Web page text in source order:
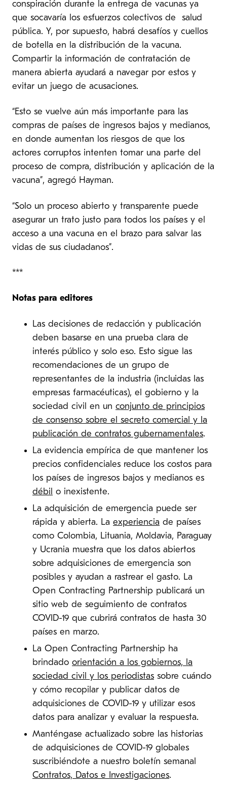
conspiración durante la entrega de vacunas ya
que socavaría los esfuerzos colectivos de salud
pública. Y, por supuesto, habrá desafíos y cuellos
de botella en la distribución de la vacuna.
Compartir la información de contratación de
manera abierta ayudará a navegar por estos y
evitar un juego de acusaciones.
“Esto se vuelve aún más importante para las
compras de países de ingresos bajos y medianos,
en donde aumentan los riesgos de que los
actores corruptos intenten tomar una parte del
proceso de compra, distribución y aplicación de la
vacuna”, agregó Hayman.
“Solo un proceso abierto y transparente puede
asegurar un trato justo para todos los países y el
acceso a una vacuna en el brazo para salvar las
vidas de sus ciudadanos”.
***
Notas para editores
Las decisiones de redacción y publicación
deben basarse en una prueba clara de
interés público y solo eso. Esto sigue las
recomendaciones de un grupo de
representantes de la industria (incluidas las
empresas farmacéuticas), el gobierno y la
sociedad civil en un conjunto de principios
de consenso sobre el secreto comercial y la
publicación de contratos gubernamentales.
La evidencia empírica de que mantener los
precios confidenciales reduce los costos para
los países de ingresos bajos y medianos es
débil o inexistente.
La adquisición de emergencia puede ser
rápida y abierta. La experiencia de países
como Colombia, Lituania, Moldavia, Paraguay
y Ucrania muestra que los datos abiertos
sobre adquisiciones de emergencia son
posibles y ayudan a rastrear el gasto. La
Open Contracting Partnership publicará un
sitio web de seguimiento de contratos
COVID-19 que cubrirá contratos de hasta 30
países en marzo.
La Open Contracting Partnership ha
brindado orientación a los gobiernos, la
sociedad civil y los periodistas sobre cuándo
y cómo recopilar y publicar datos de
adquisiciones de COVID-19 y utilizar esos
datos para analizar y evaluar la respuesta.
Manténgase actualizado sobre las historias
de adquisiciones de COVID-19 globales
suscribiéndote a nuestro boletín semanal
Contratos, Datos e Investigaciones.